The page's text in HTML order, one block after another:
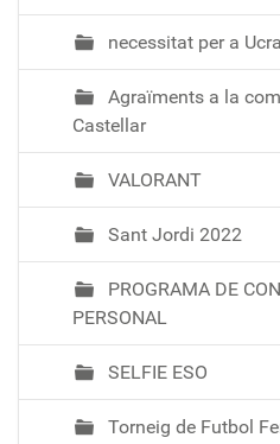
necessitat per a
Agraïments a la
Castellar
VALORANT
Sant Jordi 2022
PROGRAMA DE
PERSONAL
SELFIE ESO
Torneig de Futbol